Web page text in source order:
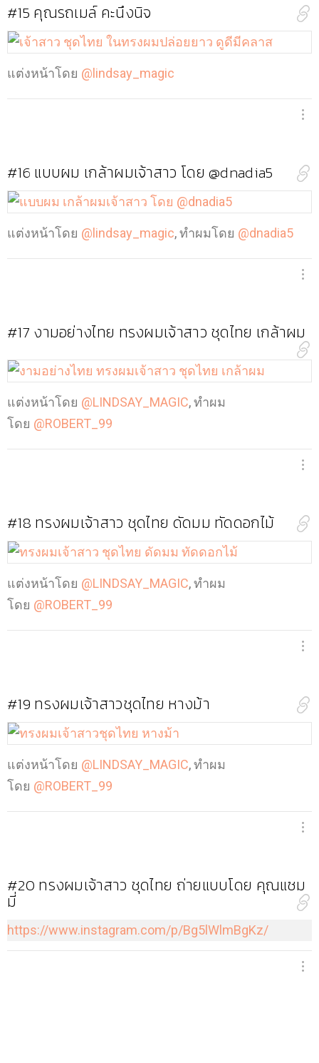
#15 คุณรถเมล์ คะนึงนิจ
แต่งหน้าโดย @lindsay_magic
#16 แบบผม เกล้าผมเจ้าสาว โดย @dnadia5
แต่งหน้าโดย @lindsay_magic, ทำผมโดย @dnadia5
#17 งามอย่างไทย ทรงผมเจ้าสาว ชุดไทย เกล้าผม
แต่งหน้าโดย @LINDSAY_MAGIC, ทำผม
โดย @ROBERT_99
#18 ทรงผมเจ้าสาว ชุดไทย ดัดมม ทัดดอกไม้
แต่งหน้าโดย @LINDSAY_MAGIC, ทำผม
โดย @ROBERT_99
#19 ทรงผมเจ้าสาวชุดไทย หางม้า
แต่งหน้าโดย @LINDSAY_MAGIC, ทำผม
โดย @ROBERT_99
#20 ทรงผมเจ้าสาว ชุดไทย ถ่ายแบบโดย คุณแซม
มี่
https://www.instagram.com/p/Bg5lWlmBgKz/